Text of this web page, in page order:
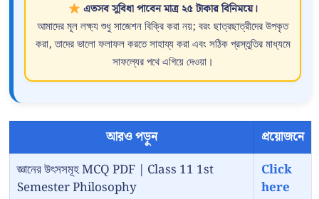
এতসব সুবিধা পাবেন মাত্র ২৫ টাকার বিনিময়ে।
আমাদের মূল লক্ষ্য শুধু সাজেশন বিক্রি করা নয়; বরং ছাত্রছাত্রীদের উপকৃত
করা, তাদের ভালো ফলাফল করতে সাহায্য করা এবং সঠিক প্রস্তুতির মাধ্যমে
সাফল্যের পথে এগিয়ে দেওয়া।
আরও পড়ুন
প্রয়োজনে
জ্ঞানের উৎসসমূহ MCQ PDF | Class 11 1st
Semester Philosophy
Click
here